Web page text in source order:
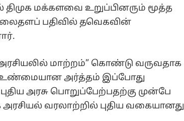
திமுக மக்களவை உறுப்பினரும் மூத்த
பதிவில் தவெகவின்
அரசியலில் மாற்றம்” கொண்டு வருவதாக
உண்மையான அர்த்தம் இப்போது
அரசு பொறுப்பேற்பதற்கு முன்பே
வரலாற்றில் புதிய வகையானது